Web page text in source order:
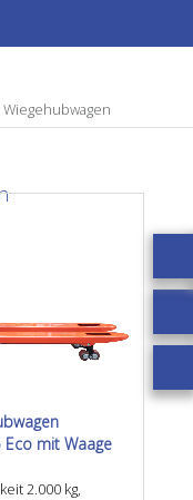
Wiegehubwagen
Eco mit Waage
2.000 kg,